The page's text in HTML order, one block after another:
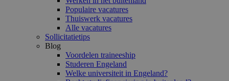
Populaire vacatures
Thuiswerk vacatures
Alle vacatures
Sollicitatietips
Blog
Voordelen traineeship
Studeren Engeland
Welke universiteit in Engeland?